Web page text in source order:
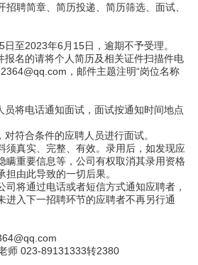
聘简章、简历投递、简历筛选、面试、
日至2023年6月15日，逾期不予受理。
报名的请将个人简历及相关证件扫描件电
，邮件主题注明“岗位名称
员将电话通知面试，面试按通知时间地点
符合条件的应聘人员进行面试。
须真实、完整、有效。录用后，如发现应
瞒重要信息等，公司有权取消其录用资格
由此导致的一切后果。
司将通过电话或者短信方式通知应聘者，
进入下一招聘环节的应聘者不再另行通
023-89131333转2380